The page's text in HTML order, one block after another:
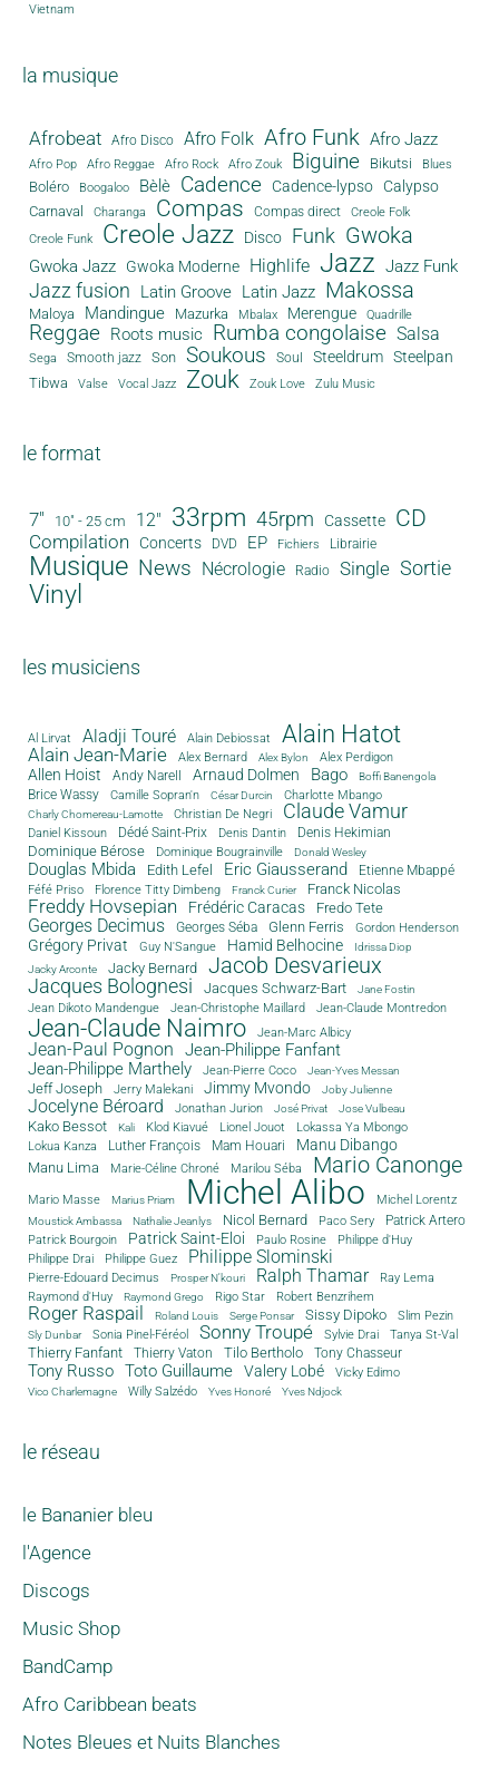
Vietnam
la musique
Afrobeat Afro Disco Afro Folk Afro Funk Afro Jazz
Afro Pop Afro Reggae Afro Rock Afro Zouk Biguine Bikutsi Blues
Boléro Boogaloo Bèlè Cadence Cadence-lypso Calypso
Carnaval Charanga Compas Compas direct
Creole Folk
Creole Funk
Creole Jazz Disco Funk Gwoka
Gwoka Jazz Gwoka Moderne Highlife Jazz Jazz Funk
Jazz fusion Latin Groove Latin Jazz Makossa
Maloya Mandingue Mazurka Mbalax Merengue Quadrille
Reggae Roots music Rumba congolaise Salsa
Sega Smooth jazz Son Soukous Soul Steeldrum Steelpan
Tibwa Valse Vocal Jazz Zouk Zouk Love Zulu Music
le format
7" 10" - 25 cm 12" 33rpm 45rpm Cassette CD
Compilation Concerts DVD EP Fichiers Librairie
Musique News Nécrologie Radio Single Sortie
Vinyl
les musiciens
Al Lirvat Aladji Touré Alain Debiossat Alain Hatot
Alain Jean-Marie Alex Bernard Alex Bylon Alex Perdigon
Allen Hoist Andy Narell Arnaud Dolmen Bago Boffi Banengola
Brice Wassy Camille Sopran'n César Durcin Charlotte Mbango
Charly Chomereau-Lamotte Christian De Negri Claude Vamur
Daniel Kissoun Dédé Saint-Prix Denis Dantin Denis Hekimian
Dominique Bérose Dominique Bougrainville Donald Wesley
Douglas Mbida Edith Lefel Eric Giausserand Etienne Mbappé
Féfé Priso Florence Titty Dimbeng Franck Curier Franck Nicolas
Freddy Hovsepian Frédéric Caracas Fredo Tete
Georges Decimus Georges Séba Glenn Ferris Gordon Henderson
Grégory Privat Guy N'Sangue Hamid Belhocine
Idrissa Diop
Jacky Arconte
Jacky Bernard Jacob Desvarieux
Jacques Bolognesi Jacques Schwarz-Bart Jane Fostin
Jean Dikoto Mandengue Jean-Christophe Maillard Jean-Claude Montredon
Jean-Claude Naimro Jean-Marc Albicy
Jean-Paul Pognon
Jean-Philippe Fanfant
Jean-Philippe Marthely
Jean-Pierre Coco Jean-Yves Messan
Jeff Joseph Jerry Malekani Jimmy Mvondo Joby Julienne
Jocelyne Béroard Jonathan Jurion José Privat Jose Vulbeau
Kako Bessot Kali Klod Kiavué Lionel Jouot
Lokassa Ya Mbongo
Lokua Kanza
Luther François Mam Houari Manu Dibango
Manu Lima Marie-Céline Chroné Marilou Séba Mario Canonge
Mario Masse Marius Priam Michel Alibo Michel Lorentz
Moustick Ambassa Nathalie Jeanlys Nicol Bernard Paco Sery
Patrick Artero
Patrick Bourgoin
Patrick Saint-Eloi Paulo Rosine
Philippe d'Huy
Philippe Drai
Philippe Guez Philippe Slominski
Pierre-Edouard Decimus Prosper N'kouri Ralph Thamar
Ray Lema
Raymond d'Huy
Raymond Grego Rigo Star Robert Benzrihem
Roger Raspail Roland Louis Serge Ponsar Sissy Dipoko Slim Pezin
Sly Dunbar Sonia Pinel-Féréol Sonny Troupé Sylvie Drai Tanya St-Val
Thierry Fanfant Thierry Vaton Tilo Bertholo Tony Chasseur
Tony Russo Toto Guillaume Valery Lobé Vicky Edimo
Vico Charlemagne Willy Salzédo Yves Honoré Yves Ndjock
le réseau
le Bananier bleu
l'Agence
Discogs
Music Shop
BandCamp
Afro Caribbean beats
Notes Bleues et Nuits Blanches